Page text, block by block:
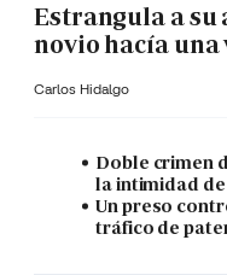
Estrangula a su
novio hacía
Carlos Hidalgo
Doble crimen
la intimidad
Un preso
tráfico de